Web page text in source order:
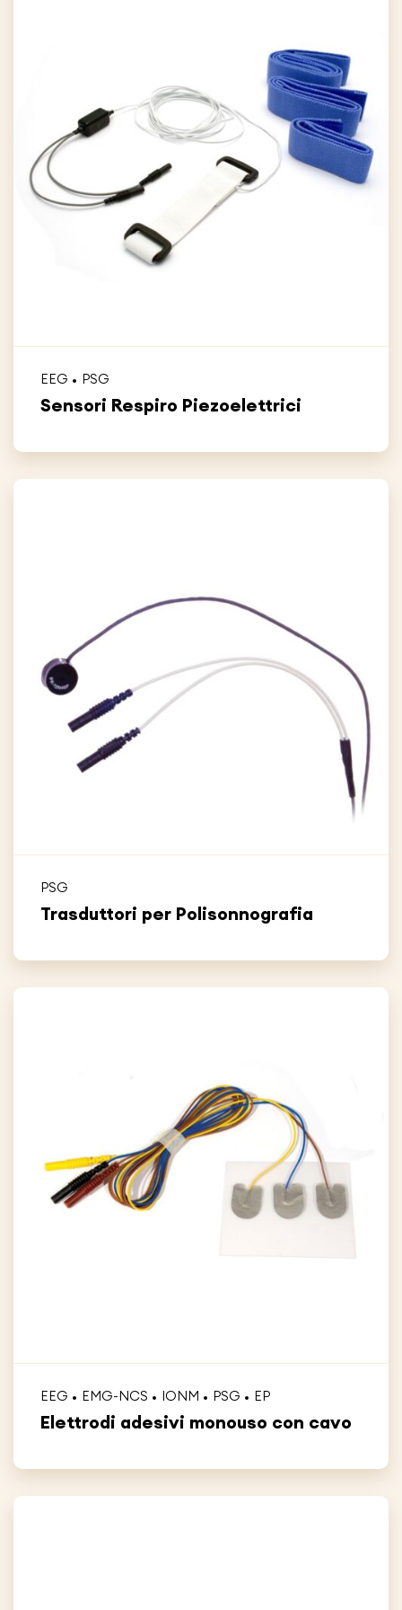
EEG PSG
Sensori Respiro Piezoelettrici
PSG
Trasduttori per Polisonnografia
EEG EMG-NCS IONM PSG EP
Elettrodi adesivi monouso con cavo